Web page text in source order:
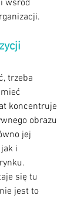
wśród
trzeba
koncentruje
obrazu
jej
i
się tu
jest to